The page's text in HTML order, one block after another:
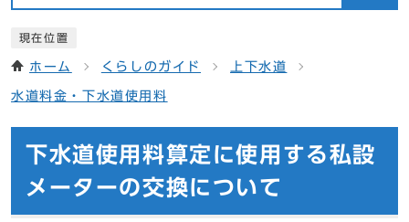
現在位置
ホーム くらしのガイド 上下水道
水道料金・下水道使用料
下水道使用料算定に使用する私設
メーターの交換について